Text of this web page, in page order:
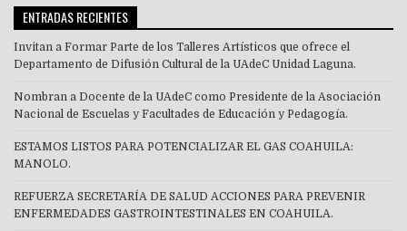
ENTRADAS RECIENTES
Invitan a Formar Parte de los Talleres Artísticos que ofrece el
Departamento de Difusión Cultural de la UAdeC Unidad Laguna.
Nombran a Docente de la UAdeC como Presidente de la Asociación
Nacional de Escuelas y Facultades de Educación y Pedagogía.
ESTAMOS LISTOS PARA POTENCIALIZAR EL GAS COAHUILA:
MANOLO.
REFUERZA SECRETARÍA DE SALUD ACCIONES PARA PREVENIR
ENFERMEDADES GASTROINTESTINALES EN COAHUILA.